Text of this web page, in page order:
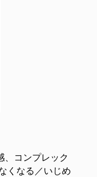
、コンプレック
くなる／いじめ